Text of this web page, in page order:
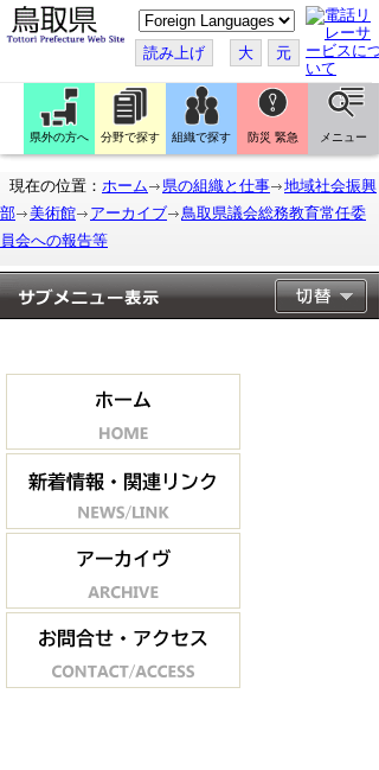
こ
の
ペ
ー
ジ
翻
訳
す
読み上げ 大 元
県外の方へ 分野で探す 組織で探す 防災 緊急 メニュー
現在の位置： ホーム 県の組織と仕事
地域社会振興
部
美術館 アーカイブ
鳥取県議会総務教育常任委
員会への報告等